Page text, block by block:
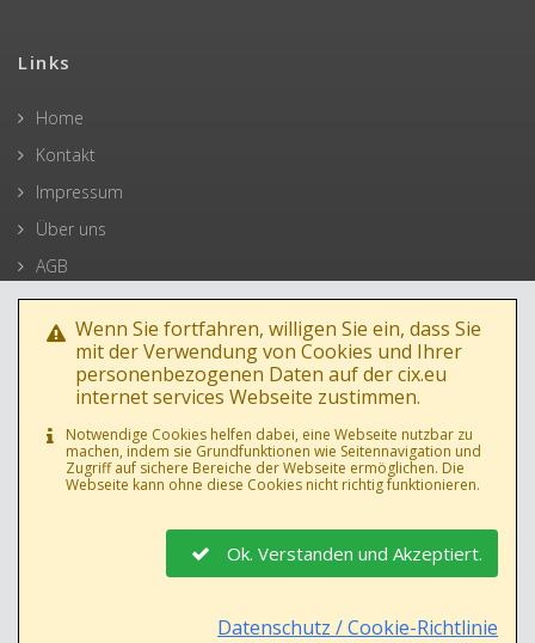
Links
Home
Kontakt
Impressum
Über uns
AGB
Datenschutz
AGB • Datenschutz
© 1994-2019 cix.eu internet services, Manfred Jambor
Wenn Sie fortfahren, willigen Sie ein, dass Sie
mit der Verwendung von Cookies und Ihrer
personenbezogenen Daten auf der cix.eu
internet services Webseite zustimmen.
Notwendige Cookies helfen dabei, eine Webseite nutzbar zu
machen, indem sie Grundfunktionen wie Seitennavigation und
Zugriff auf sichere Bereiche der Webseite ermöglichen. Die
Webseite kann ohne diese Cookies nicht richtig funktionieren.
Ok. Verstanden und Akzeptiert.
Datenschutz / Cookie-Richtlinie